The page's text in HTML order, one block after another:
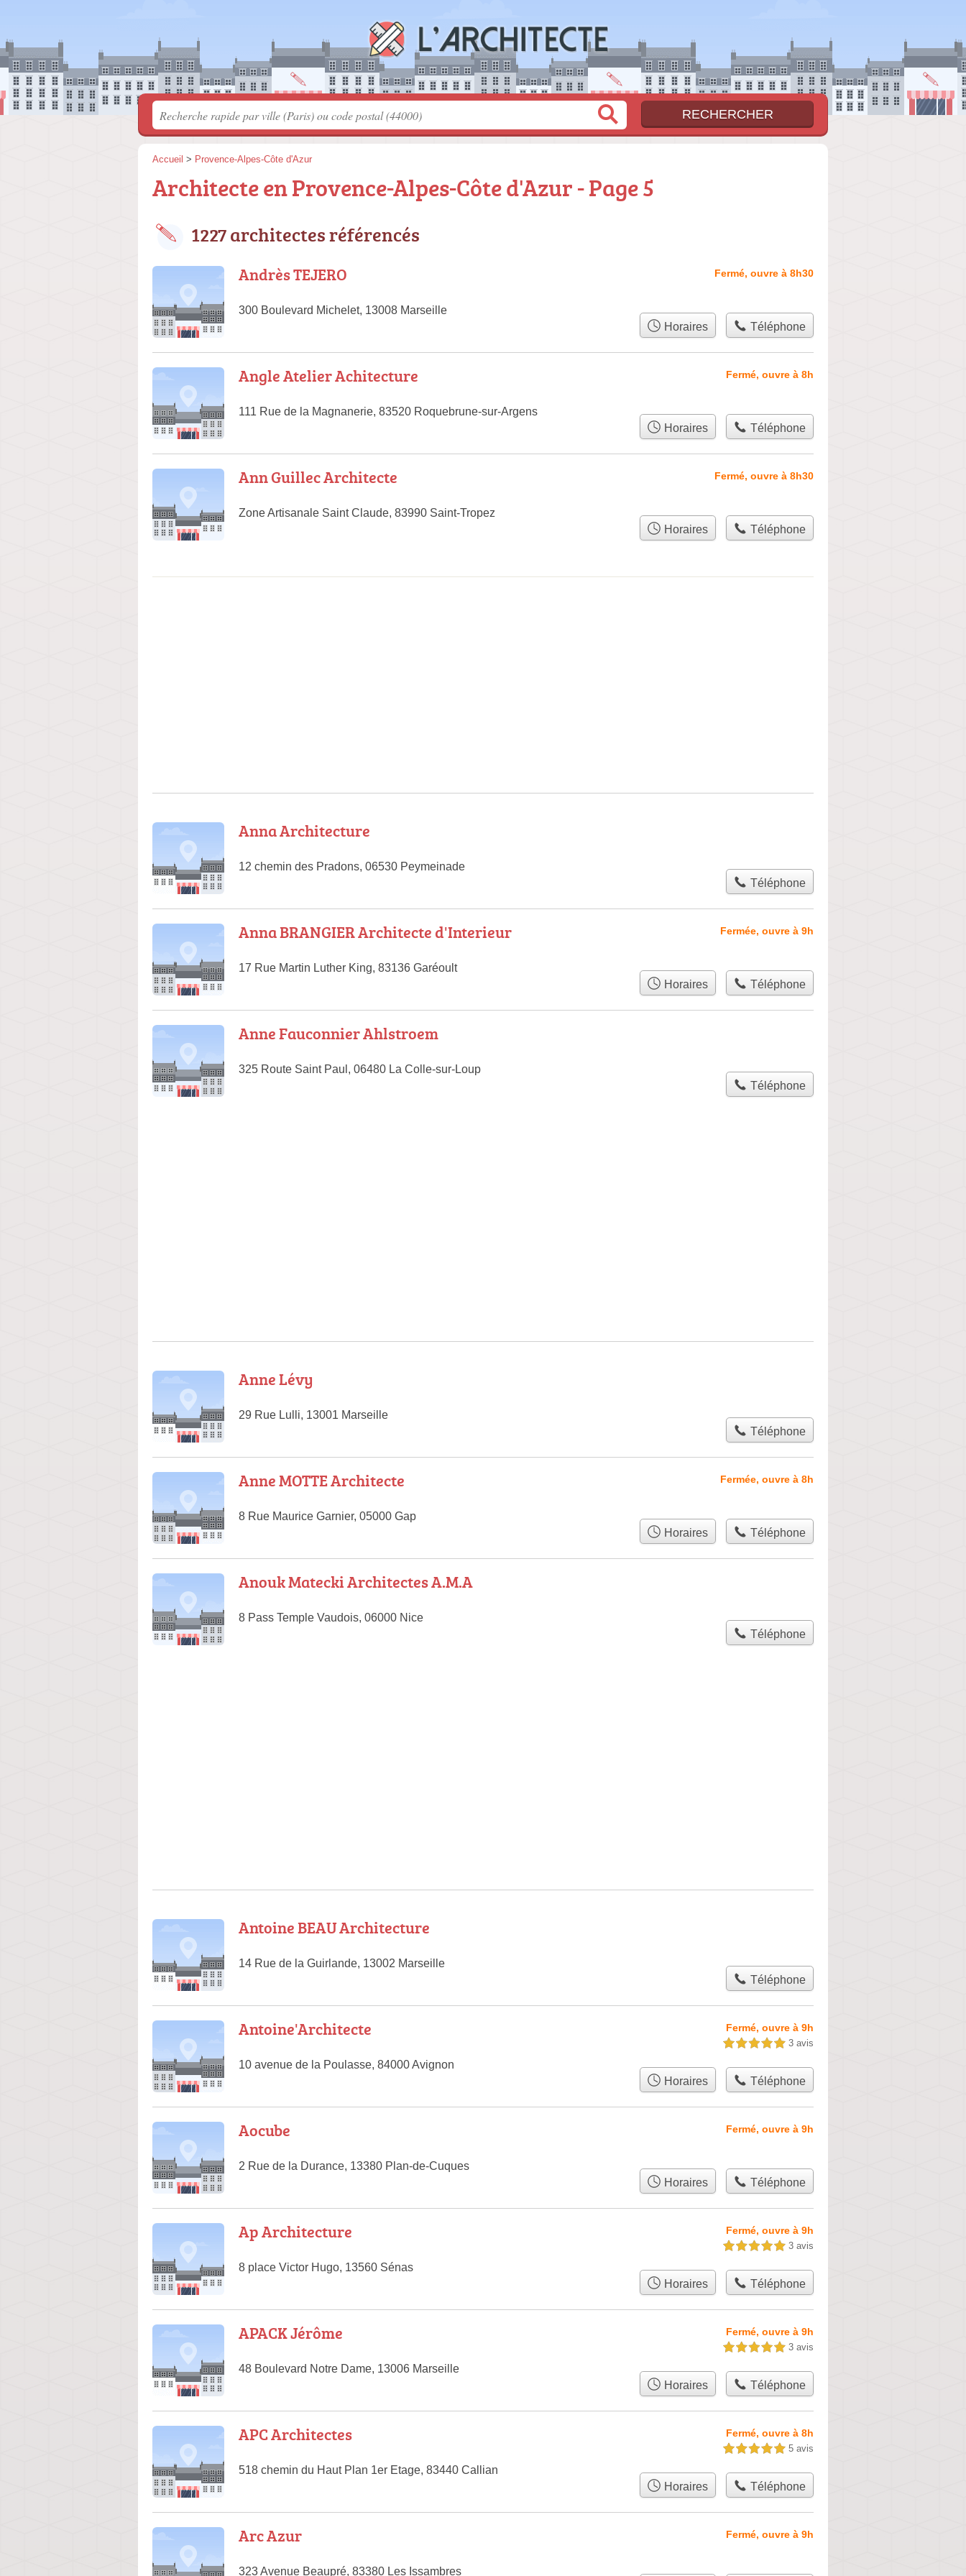
Accueil > Provence-Alpes-Côte d'Azur
Architecte en Provence-Alpes-Côte d'Azur - Page 5
1227 architectes référencés
Andrès TEJERO
300 Boulevard Michelet, 13008 Marseille
Fermé, ouvre à 8h30
Horaires Téléphone
Angle Atelier Achitecture
111 Rue de la Magnanerie, 83520 Roquebrune-sur-Argens
Fermé, ouvre à 8h
Horaires Téléphone
Ann Guillec Architecte
Zone Artisanale Saint Claude, 83990 Saint-Tropez
Fermé, ouvre à 8h30
Horaires Téléphone
Anna Architecture
12 chemin des Pradons, 06530 Peymeinade
Téléphone
Anna BRANGIER Architecte d'Interieur
17 Rue Martin Luther King, 83136 Garéoult
Fermée, ouvre à 9h
Horaires Téléphone
Anne Fauconnier Ahlstroem
325 Route Saint Paul, 06480 La Colle-sur-Loup
Téléphone
Anne Lévy
29 Rue Lulli, 13001 Marseille
Téléphone
Anne MOTTE Architecte
8 Rue Maurice Garnier, 05000 Gap
Fermée, ouvre à 8h
Horaires Téléphone
Anouk Matecki Architectes A.M.A
8 Pass Temple Vaudois, 06000 Nice
Téléphone
Antoine BEAU Architecture
14 Rue de la Guirlande, 13002 Marseille
Téléphone
Antoine'Architecte
10 avenue de la Poulasse, 84000 Avignon
Fermé, ouvre à 9h
5,0 étoiles sur 5 3 avis
Horaires Téléphone
Aocube
2 Rue de la Durance, 13380 Plan-de-Cuques
Fermé, ouvre à 9h
Horaires Téléphone
Ap Architecture
8 place Victor Hugo, 13560 Sénas
Fermé, ouvre à 9h
5,0 étoiles sur 5 3 avis
Horaires Téléphone
APACK Jérôme
48 Boulevard Notre Dame, 13006 Marseille
Fermé, ouvre à 9h
5,0 étoiles sur 5 3 avis
Horaires Téléphone
APC Architectes
518 chemin du Haut Plan 1er Etage, 83440 Callian
Fermé, ouvre à 8h
5,0 étoiles sur 5 5 avis
Horaires Téléphone
Arc Azur
323 Avenue Beaupré, 83380 Les Issambres
Fermé, ouvre à 9h